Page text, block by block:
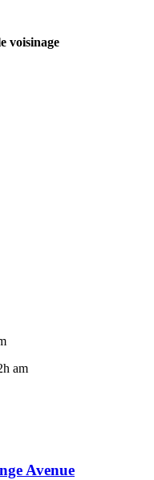
voisinage
am
Avenue